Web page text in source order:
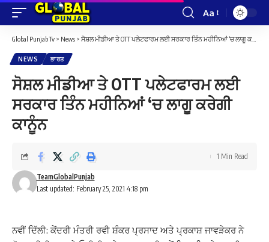
Font
Resizer
Aa
Global Punjab Tv > News > ਸੋਸ਼ਲ ਮੀਡੀਆ ਤੇ OTT ਪਲੇਟਫਾਰਮ ਲਈ ਸਰਕਾਰ ਤਿੰਨ ਮਹੀਨਿਆਂ ‘ਚ ਲਾਗੂ ਕਰੇਗੀ ਕਾਨੂੰਨ
NEWS ਭਾਰਤ
ਸੋਸ਼ਲ ਮੀਡੀਆ ਤੇ OTT ਪਲੇਟਫਾਰਮ ਲਈ
ਸਰਕਾਰ ਤਿੰਨ ਮਹੀਨਿਆਂ ‘ਚ ਲਾਗੂ ਕਰੇਗੀ
ਕਾਨੂੰਨ
Last updated: February 25, 2021 4:18 pm
TeamGlobalPunjab
1 Min Read
ਨਵੀਂ ਦਿੱਲੀ: ਕੇਂਦਰੀ ਮੰਤਰੀ ਰਵੀ ਸ਼ੰਕਰ ਪ੍ਰਸਾਦ ਅਤੇ ਪ੍ਰਕਾਸ਼ ਜਾਵੜੇਕਰ ਨੇ